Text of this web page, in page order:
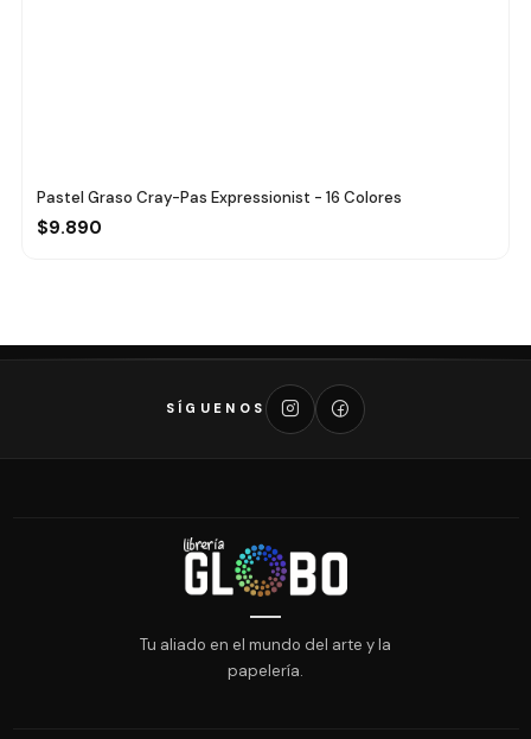
Pastel Graso Cray-Pas Expressionist - 16 Colores
$9.890
SÍGUENOS
Tu aliado en el mundo del arte y la
papelería.